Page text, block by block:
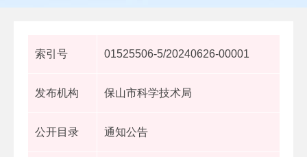
索引号 01525506-5/20240626-00001
发布机构 保山市科学技术局
公开目录 通知公告